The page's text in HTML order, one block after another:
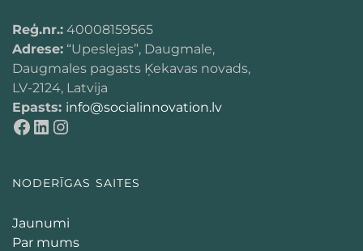
Reģ.nr.: 40008159565
Adrese: “Upeslejas”, Daugmale,
Daugmales pagasts Ķekavas novads,
LV-2124, Latvija
Epasts: info@socialinnovation.lv
NODERĪGAS SAITES
Jaunumi
Par mums